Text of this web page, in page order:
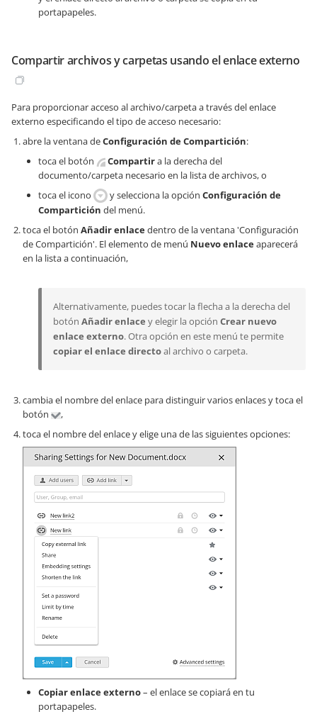
portapapeles.
Compartir archivos y carpetas usando el enlace externo
Para proporcionar acceso al archivo/carpeta a través del enlace
externo especificando el tipo de acceso necesario:
abre la ventana deConfiguración de Compartición:
toca el botón
Compartira la derecha del
documento/carpeta necesario en la lista de archivos, o
toca el icono
y selecciona la opción Configuración de
Compartición del menú.
toca el botón Añadir enlacedentro de la ventana 'Configuración
de Compartición'. El elemento de menú Nuevo enlaceaparecerá
en la lista a continuación,
Alternativamente, puedes tocar la flecha a la derecha del
botón Añadir enlace y elegir la opción Crear nuevo
enlace externo. Otra opción en este menú te permite
copiar el enlace directoal archivo o carpeta.
cambia el nombre del enlace para distinguir varios enlaces y toca el
botón
,
toca el nombre del enlace y elige una de las siguientes opciones:
Copiar enlace externo– el enlace se copiará en tu
portapapeles.